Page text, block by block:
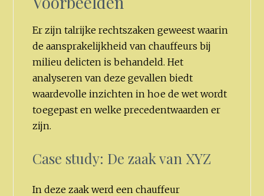
Er zijn talrijke rechtszaken geweest waarin
de aansprakelijkheid van chauffeurs bij
milieu delicten is behandeld. Het
analyseren van deze gevallen biedt
waardevolle inzichten in hoe de wet wordt
toegepast en welke precedentwaarden er
zijn.
Case study: De zaak van XYZ
In deze zaak werd een chauffeur